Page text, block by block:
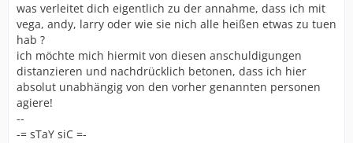
was verleitet dich eigentlich zu der annahme, dass ich mit
vega, andy, larry oder wie sie nich alle heißen etwas zu tuen
hab ?
ich möchte mich hiermit von diesen anschuldigungen
distanzieren und nachdrücklich betonen, dass ich hier
absolut unabhängig von den vorher genannten personen
agiere!
--
-= sTaY siC =-